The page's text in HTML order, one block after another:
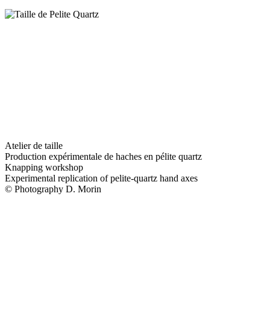
Atelier de taille
Production expérimentale de haches en pélite quartz
Knapping workshop
Experimental replication of pelite-quartz hand axes
© Photography D. Morin